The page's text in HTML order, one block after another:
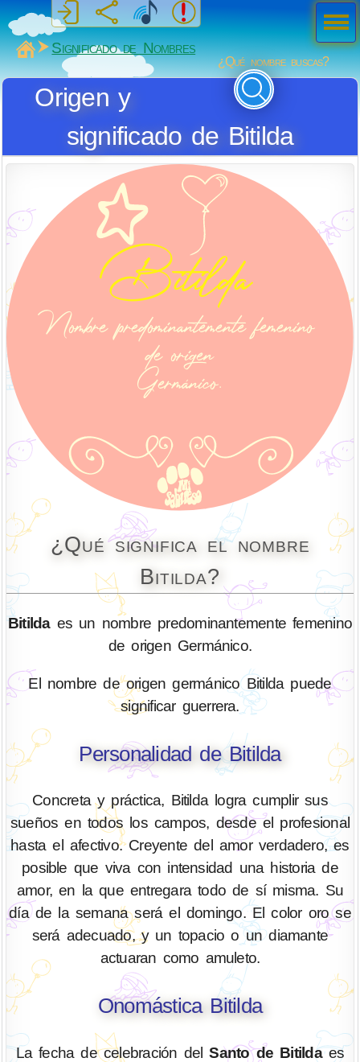
MiSabueso
Significado de Nombres
¿Qué nombre buscas?
Origen y
significado de Bitilda
¿Qué significa el nombre
Bitilda?
Bitildaes un nombre predominantemente femenino
de origen Germánico.
El nombre de origen germánico Bitilda puede
significar guerrera.
Personalidad de Bitilda
Concreta y práctica, Bitilda logra cumplir sus
sueños en todos los campos, desde el profesional
hasta el afectivo. Creyente del amor verdadero, es
posible que viva con intensidad una historia de
amor, en la que entregara todo de sí misma. Su
día de la semana será el domingo. El color oro se
será adecuado, y un topacio o un diamante
actuaran como amuleto.
Onomástica Bitilda
La fecha de celebración delSanto de Bitildaes
Men
ú